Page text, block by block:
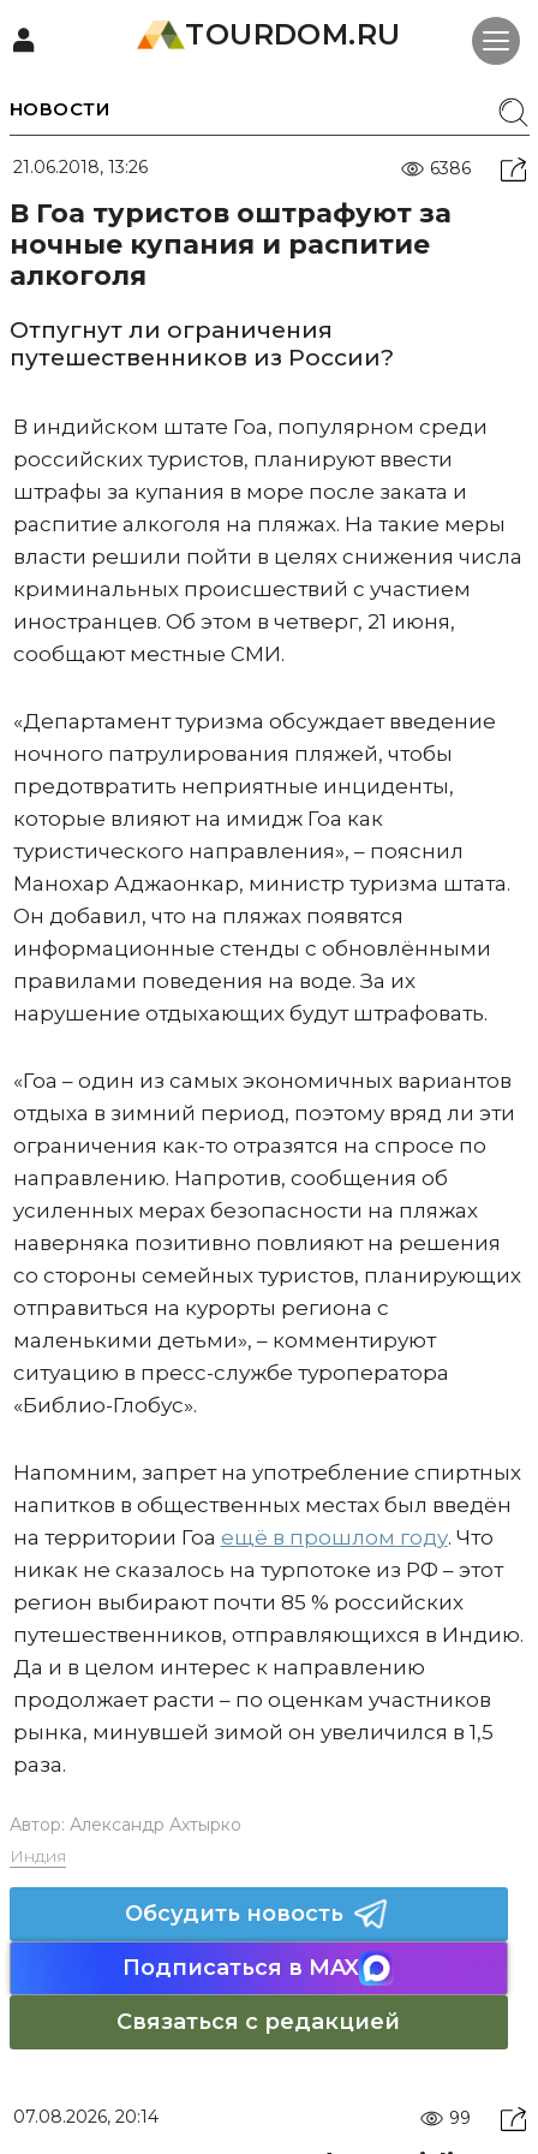
TOURDOM.RU
НОВОСТИ
21.06.2018, 13:26 6386
В Гоа туристов оштрафуют за
ночные купания и распитие
алкоголя
Отпугнут ли ограничения
путешественников из России?
В индийском штате Гоа, популярном среди
российских туристов, планируют ввести
штрафы за купания в море после заката и
распитие алкоголя на пляжах. На такие меры
власти решили пойти в целях снижения числа
криминальных происшествий с участием
иностранцев. Об этом в четверг, 21 июня,
сообщают местные СМИ.
«Департамент туризма обсуждает введение
ночного патрулирования пляжей, чтобы
предотвратить неприятные инциденты,
которые влияют на имидж Гоа как
туристического направления», – пояснил
Манохар Аджаонкар, министр туризма штата.
Он добавил, что на пляжах появятся
информационные стенды с обновлёнными
правилами поведения на воде. За их
нарушение отдыхающих будут штрафовать.
«Гоа – один из самых экономичных вариантов
отдыха в зимний период, поэтому вряд ли эти
ограничения как-то отразятся на спросе по
направлению. Напротив, сообщения об
усиленных мерах безопасности на пляжах
наверняка позитивно повлияют на решения
со стороны семейных туристов, планирующих
отправиться на курорты региона с
маленькими детьми», – комментируют
ситуацию в пресс-службе туроператора
«Библио-Глобус».
Напомним, запрет на употребление спиртных
напитков в общественных местах был введён
на территории Гоа ещё в прошлом году. Что
никак не сказалось на турпотоке из РФ – этот
регион выбирают почти 85 % российских
путешественников, отправляющихся в Индию.
Да и в целом интерес к направлению
продолжает расти – по оценкам участников
рынка, минувшей зимой он увеличился в 1,5
раза.
Автор: Александр Ахтырко
Индия
Обсудить новость
Подписаться в MAX
Связаться с редакцией
07.08.2026, 20:14 99